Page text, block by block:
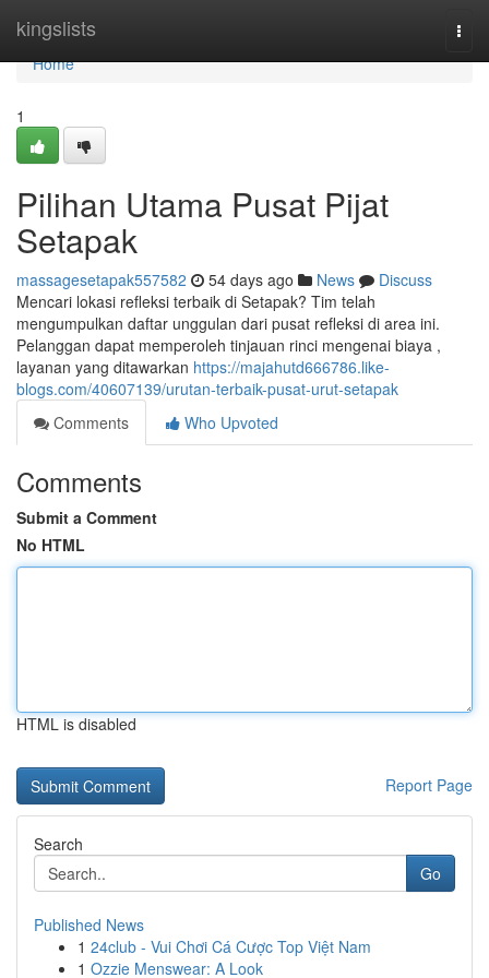
kingslists
Home
Home
1
Pilihan Utama Pusat Pijat
Setapak
massagesetapak557582 54 days ago News
Discuss
Mencari lokasi refleksi terbaik di Setapak? Tim telah
mengumpulkan daftar unggulan dari pusat refleksi di area ini.
Pelanggan dapat memperoleh tinjauan rinci mengenai biaya ,
layanan yang ditawarkan https://majahutd666786.like-
blogs.com/40607139/urutan-terbaik-pusat-urut-setapak
Comments
Who Upvoted
Comments
Submit a Comment
No HTML
HTML is disabled
Report Page
Search
Go
Published News
1 24club - Vui Chơi Cá Cược Top Việt Nam
1 Ozzie Menswear: A Look